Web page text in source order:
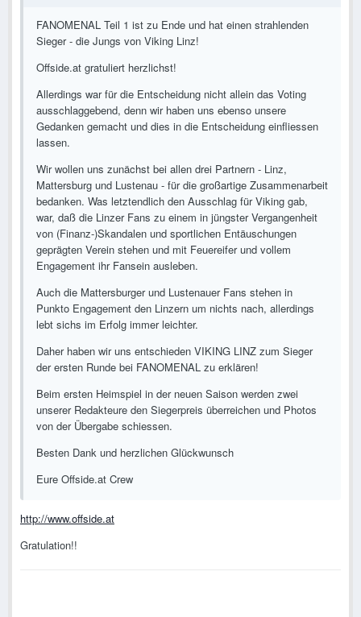
FANOMENAL Teil 1 ist zu Ende und hat einen strahlenden
Sieger - die Jungs von Viking Linz!
Offside.at gratuliert herzlichst!
Allerdings war für die Entscheidung nicht allein das Voting
ausschlaggebend, denn wir haben uns ebenso unsere
Gedanken gemacht und dies in die Entscheidung einfliessen
lassen.
Wir wollen uns zunächst bei allen drei Partnern - Linz,
Mattersburg und Lustenau - für die großartige Zusammenarbeit
bedanken. Was letztendlich den Ausschlag für Viking gab,
war, daß die Linzer Fans zu einem in jüngster Vergangenheit
von (Finanz-)Skandalen und sportlichen Entäuschungen
geprägten Verein stehen und mit Feuereifer und vollem
Engagement ihr Fansein ausleben.
Auch die Mattersburger und Lustenauer Fans stehen in
Punkto Engagement den Linzern um nichts nach, allerdings
lebt sichs im Erfolg immer leichter.
Daher haben wir uns entschieden VIKING LINZ zum Sieger
der ersten Runde bei FANOMENAL zu erklären!
Beim ersten Heimspiel in der neuen Saison werden zwei
unserer Redakteure den Siegerpreis überreichen und Photos
von der Übergabe schiessen.
Besten Dank und herzlichen Glückwunsch
Eure Offside.at Crew
http://www.offside.at
Gratulation!!